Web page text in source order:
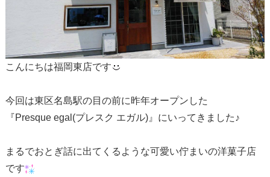
こんにちは福岡東店です
今回は東区名島駅の目の前に昨年オープンした
『Presque egal(プレスク エガル)』にいってきました♪
まるでおとぎ話に出てくるような可愛い佇まいの洋菓子店
です